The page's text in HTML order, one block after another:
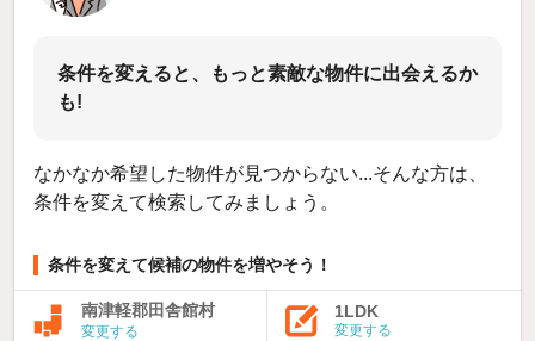
条件を変えると、もっと素敵な物件に出会えるか
も!
なかなか希望した物件が見つからない...そんな方は、
条件を変えて検索してみましょう。
条件を変えて候補の物件を増やそう！
南津軽郡田舎館村
変更する
1LDK
変更する